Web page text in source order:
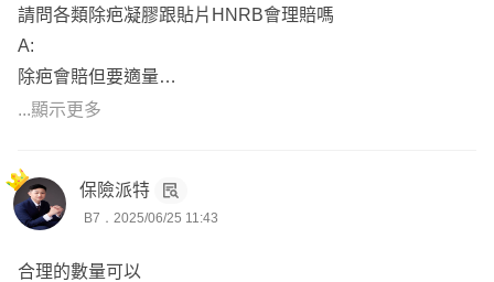
目前的自費(達文西手術、自費鋼板、特殊材料、微創手
術、高端骨材)項目越來越高，實支實付規劃以高雜費且保
證續保為主。
小朋友意外頻傳，規劃多種意外險種避免後續的就醫負擔，
意外失能、意外扶助金、意外實支實付、意外日額、意外骨
折，
尤其避免因嚴重燒燙傷需要長期治療植皮、除疤、壓力衣....
請問各類除疤凝膠跟貼片HNRB會理賠嗎
A:
除疤會賠但要適量
重複性太高的費用
...顯示更多
保險派特
B7．2025/06/25 11:43
合理的數量可以